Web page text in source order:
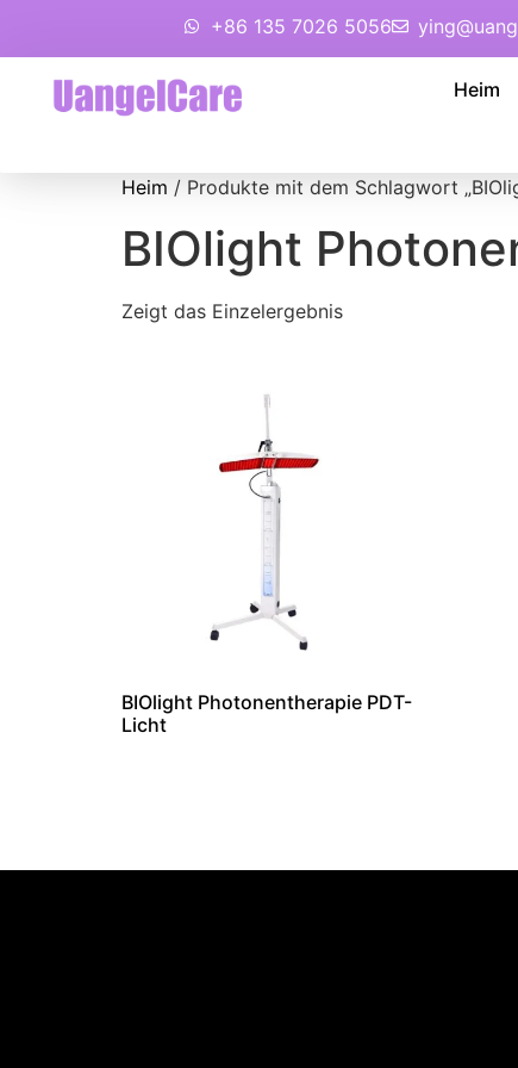
+86 135 7026 5056
Heim
Heim / Produkte mit dem Schlagwort
BIOlight
Zeigt das Einzelergebnis
BIOlight Photonentherapie PDT-
Licht